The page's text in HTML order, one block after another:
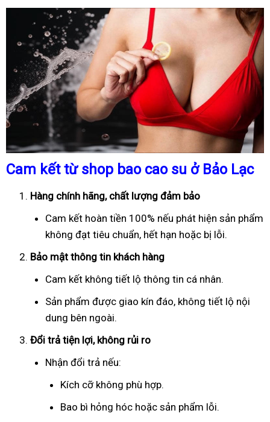
Cam kết từ shop bao cao su ở Bảo Lạc
Hàng chính hãng, chất lượng đảm bảo
Cam kết hoàn tiền 100% nếu phát hiện sản phẩm
không đạt tiêu chuẩn, hết hạn hoặc bị lỗi.
Bảo mật thông tin khách hàng
Cam kết không tiết lộ thông tin cá nhân.
Sản phẩm được giao kín đáo, không tiết lộ nội
dung bên ngoài.
Đổi trả tiện lợi, không rủi ro
Nhận đổi trả nếu:
Kích cỡ không phù hợp.
Bao bì hỏng hóc hoặc sản phẩm lỗi.